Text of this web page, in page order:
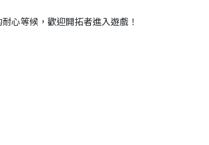
心等候，歡迎開拓者進入遊戲！